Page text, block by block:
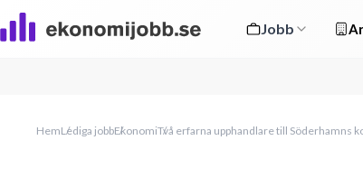
Jobb
HemLediga jobbEkonomiTvå erfarna upphandlare till Söderhamns